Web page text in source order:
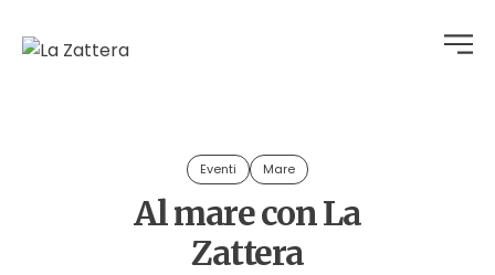
Eventi Mare
Al mare con La
Zattera